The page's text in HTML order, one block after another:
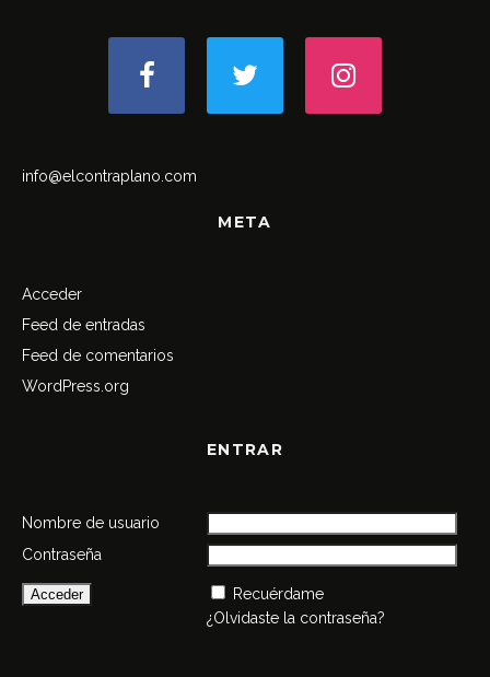
info@elcontraplano.com
META
Acceder
Feed de entradas
Feed de comentarios
WordPress.org
ENTRAR
Nombre de usuario
Contraseña
Recuérdame
¿Olvidaste la contraseña?